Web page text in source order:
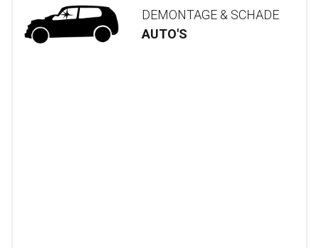
DEMONTAGE & SCHADE
AUTO'S